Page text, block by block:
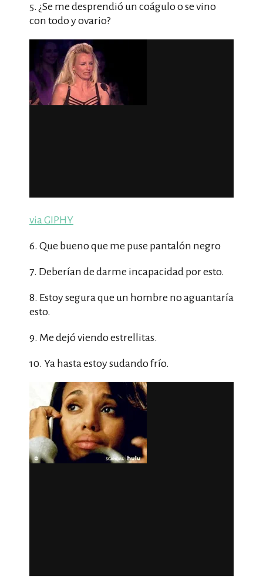
5. ¿Se me desprendió un coágulo o se vino
con todo y ovario?
via GIPHY
6. Que bueno que me puse pantalón negro
7. Deberían de darme incapacidad por esto.
8. Estoy segura que un hombre no aguantaría
esto.
9. Me dejó viendo estrellitas.
10. Ya hasta estoy sudando frío.